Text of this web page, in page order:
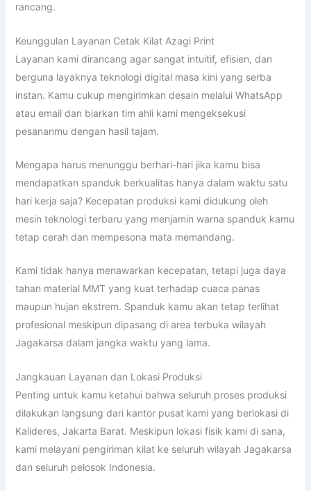
rancang.
Keunggulan Layanan Cetak Kilat Azagi Print
Layanan kami dirancang agar sangat intuitif, efisien, dan
berguna layaknya teknologi digital masa kini yang serba
instan. Kamu cukup mengirimkan desain melalui WhatsApp
atau email dan biarkan tim ahli kami mengeksekusi
pesananmu dengan hasil tajam.
Mengapa harus menunggu berhari-hari jika kamu bisa
mendapatkan spanduk berkualitas hanya dalam waktu satu
hari kerja saja? Kecepatan produksi kami didukung oleh
mesin teknologi terbaru yang menjamin warna spanduk kamu
tetap cerah dan mempesona mata memandang.
Kami tidak hanya menawarkan kecepatan, tetapi juga daya
tahan material MMT yang kuat terhadap cuaca panas
maupun hujan ekstrem. Spanduk kamu akan tetap terlihat
profesional meskipun dipasang di area terbuka wilayah
Jagakarsa dalam jangka waktu yang lama.
Jangkauan Layanan dan Lokasi Produksi
Penting untuk kamu ketahui bahwa seluruh proses produksi
dilakukan langsung dari kantor pusat kami yang berlokasi di
Kalideres, Jakarta Barat. Meskipun lokasi fisik kami di sana,
kami melayani pengiriman kilat ke seluruh wilayah Jagakarsa
dan seluruh pelosok Indonesia.